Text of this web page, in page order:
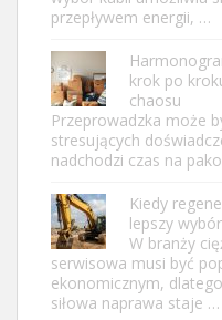
przepływem energii, …
krok po
chaosu
Przeprowadzka może
stresujących
nadchodzi czas na
Kiedy
lepszy
W branży
serwisowa musi być
ekonomicznym,
siłowa naprawa staje …